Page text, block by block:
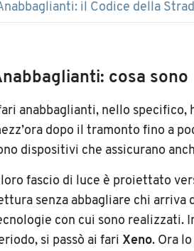
il Codice della
cosa sono
anabbaglianti, nello specifico,
dopo il tramonto fino a
dispositivi che assicurano
fascio di luce è proiettato
senza abbagliare chi arriva
con cui sono realizzati.
si passò ai fari Xeno. Ora